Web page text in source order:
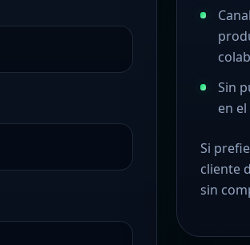
Sin
en
Si
cliente
sin